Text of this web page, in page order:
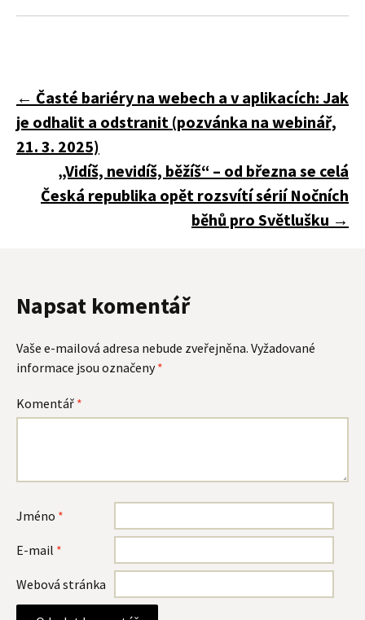
Navigace
pro
příspěvky
← Časté bariéry na webech a v aplikacích: Jak
je odhalit a odstranit (pozvánka na webinář,
21. 3. 2025)
„Vidíš, nevidíš, běžíš“ – od března se celá
Česká republika opět rozsvítí sérií Nočních
běhů pro Světlušku →
Napsat komentář
Vaše e-mailová adresa nebude zveřejněna. Vyžadované
informace jsou označeny*
Komentář *
Jméno *
E-mail *
Webová stránka